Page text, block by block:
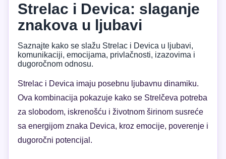
Strelac i Devica: slaganje
znakova u ljubavi
Saznajte kako se slažu Strelac i Devica u ljubavi,
komunikaciji, emocijama, privlačnosti, izazovima i
dugoročnom odnosu.
Strelac i Devica imaju posebnu ljubavnu dinamiku.
Ova kombinacija pokazuje kako se Strelčeva potreba
za slobodom, iskrenošću i životnom širinom susreće
sa energijom znaka Devica, kroz emocije, poverenje i
dugoročni potencijal.